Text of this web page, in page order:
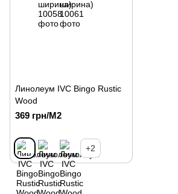
Линолеум IVC Bingo Rustic
Wood
369 грн/М2
+2